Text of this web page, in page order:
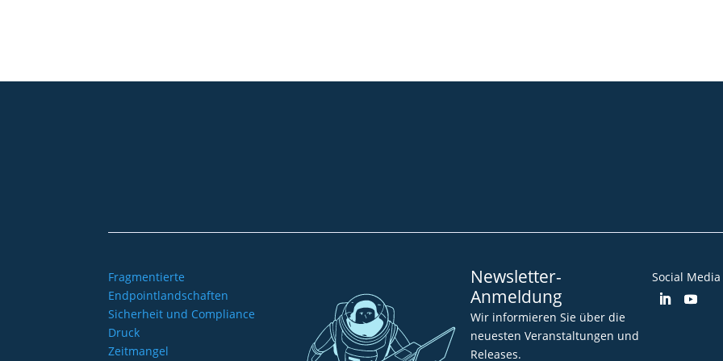
Fragmentierte
Endpointlandschaften
Sicherheit und Compliance
Druck
Zeitmangel
Newsletter-
Anmeldung
Wir informieren Sie über die
neuesten Veranstaltungen und
Releases.
Social Media